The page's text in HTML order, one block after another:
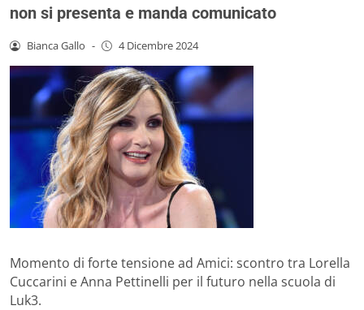
non si presenta e manda comunicato
Bianca Gallo - 4 Dicembre 2024
Momento di forte tensione ad Amici: scontro tra Lorella
Cuccarini e Anna Pettinelli per il futuro nella scuola di
Luk3.